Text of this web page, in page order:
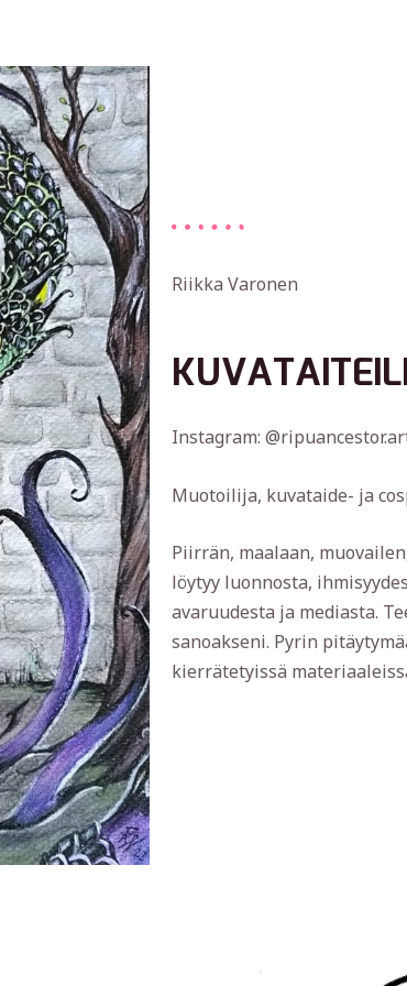
Riikka Varonen
Instagram:
Muotoilija, kuvataide- ja
Piirrän, maalaan,
löytyy luonnosta,
avaruudesta ja mediasta.
sanoakseni. Pyrin
kierrätetyissä